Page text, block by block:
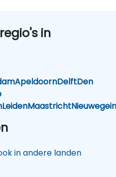
in
ApeldoornDelftDen
LeidenMaastrichtNieuwegein
in andere landen